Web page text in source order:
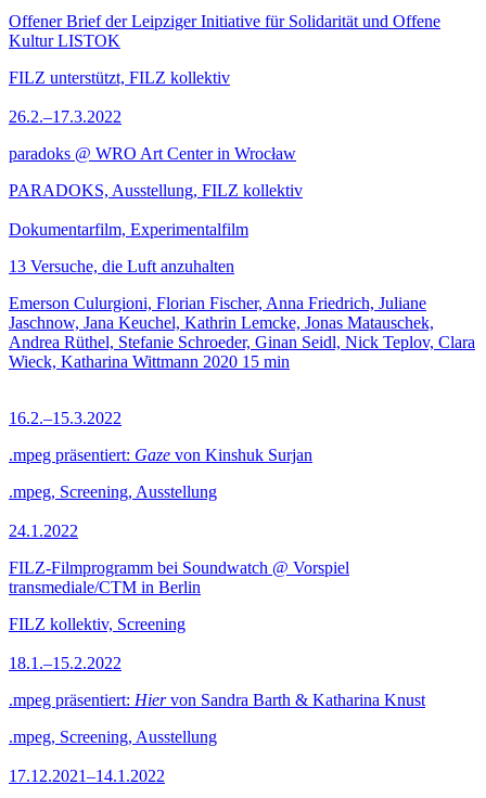
Offener Brief der Leipziger Initiative für Solidarität und Offene
Kultur LISTOK
FILZ unterstützt, FILZ kollektiv
26.2.–17.3.2022
paradoks @ WRO Art Center in Wrocław
PARADOKS, Ausstellung, FILZ kollektiv
Dokumentarfilm, Experimentalfilm
13 Versuche, die Luft anzuhalten
Emerson Culurgioni, Florian Fischer, Anna Friedrich, Juliane
Jaschnow, Jana Keuchel, Kathrin Lemcke, Jonas Matauschek,
Andrea Rüthel, Stefanie Schroeder, Ginan Seidl, Nick Teplov, Clara
Wieck, Katharina Wittmann 2020 15 min
16.2.–15.3.2022
.mpeg präsentiert: Gaze von Kinshuk Surjan
.mpeg, Screening, Ausstellung
24.1.2022
FILZ-Filmprogramm bei Soundwatch @ Vorspiel
transmediale/CTM in Berlin
FILZ kollektiv, Screening
18.1.–15.2.2022
.mpeg präsentiert: Hiervon Sandra Barth & Katharina Knust
.mpeg, Screening, Ausstellung
17.12.2021–14.1.2022